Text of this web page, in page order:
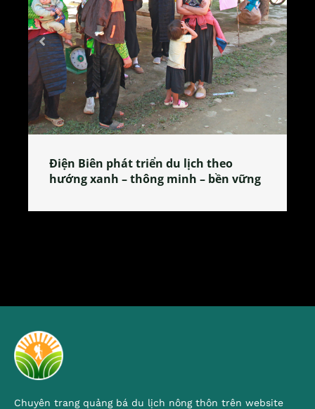
Làng làm bánh tẻ Phú Nhi – nơi lan
tỏa đặc sản xứ Đoài
Chuyên trang quảng bá du lịch nông thôn trên website